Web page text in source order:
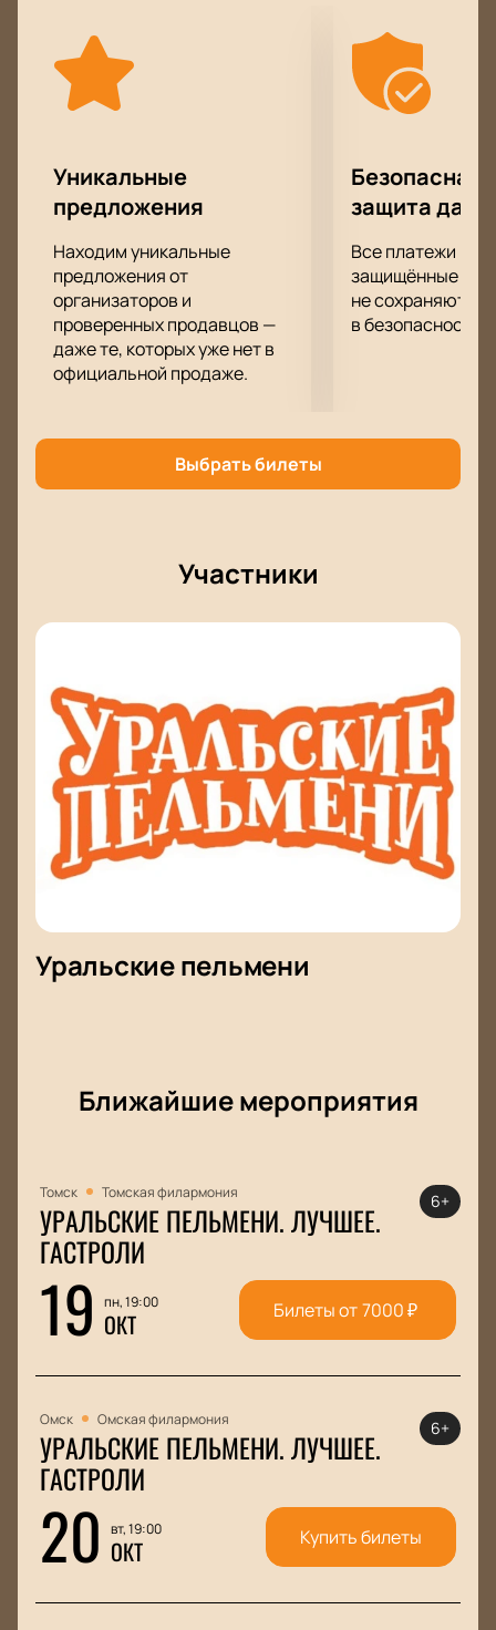
Уникальные
предложения
Находим уникальные
предложения от
организаторов и
проверенных продавцов —
даже те, которых уже нет в
официальной продаже.
Безопасная
защита
Все платежи
защищённые
не сохраняются
в безопасности.
Выбрать билеты
Участники
Уральские пельмени
Ближайшие мероприятия
Томск Томская филармония
УРАЛЬСКИЕ ПЕЛЬМЕНИ. ЛУЧШЕЕ.
ГАСТРОЛИ
19 пн, 19:00
ОКТ
6+
Билеты от7000₽
Омск Омская филармония
УРАЛЬСКИЕ ПЕЛЬМЕНИ. ЛУЧШЕЕ.
ГАСТРОЛИ
20 вт, 19:00
ОКТ
6+
Купить билеты